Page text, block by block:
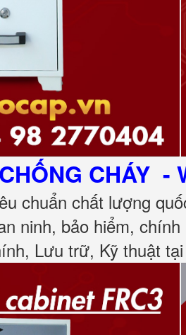
CHÁY -
chuẩn chất lượng
ninh, bảo hiểm,
Lưu trữ, Kỹ thuật